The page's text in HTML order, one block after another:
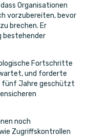
Organisationen
vorzubereiten, bevor
brechen. Er
bestehender
Fortschritte
und forderte
fünf Jahre geschützt
noch
Zugriffskontrollen